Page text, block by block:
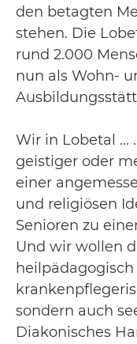
den betagten
stehen. Die
rund 2.000
nun als Wohn-
Wir in Lobetal ...
geistiger oder
einer
und religiösen
Senioren zu
Und wir wollen
sondern auch
Diakonisches